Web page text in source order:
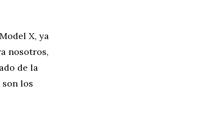
X, ya
nosotros,
de la
los